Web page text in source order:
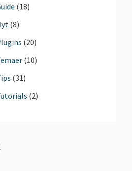
(18)
(8)
(20)
(10)
(31)
(2)